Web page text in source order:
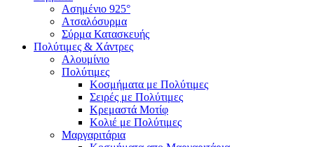
Ασημένιο 925°
Ατσαλόσυρμα
Σύρμα Κατασκευής
Πολύτιμες & Χάντρες
Αλουμίνιο
Πολύτιμες
Κοσμήματα με Πολύτιμες
Σειρές με Πολύτιμες
Κρεμαστά Μοτίφ
Κολιέ με Πολύτιμες
Μαργαριτάρια